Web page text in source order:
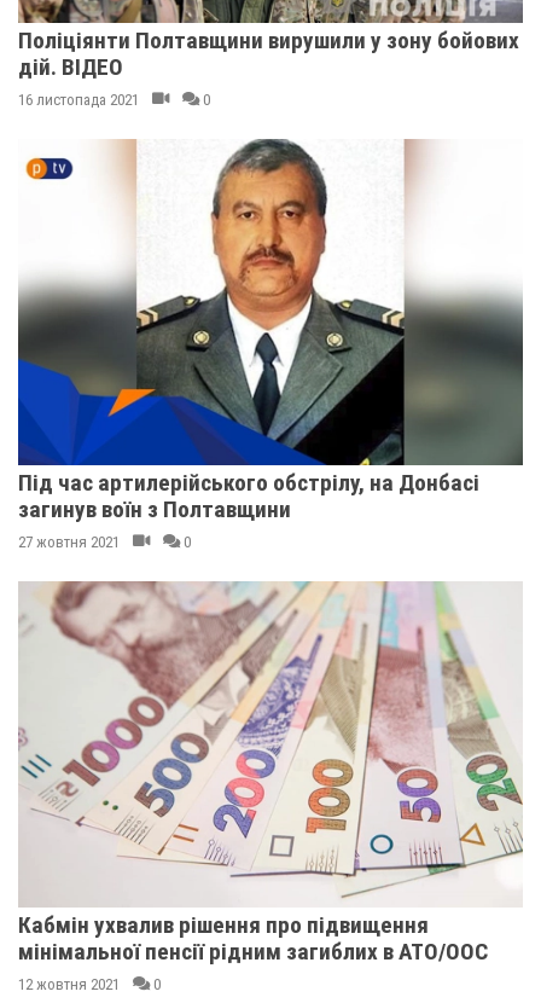
Поліціянти Полтавщини вирушили у зону бойових
дій. ВІДЕО
16 листопада 2021 0
Під час артилерійського обстрілу, на Донбасі
загинув воїн з Полтавщини
27 жовтня 2021 0
Кабмін ухвалив рішення про підвищення
мінімальної пенсії рідним загиблих в АТО/ООС
12 жовтня 2021 0